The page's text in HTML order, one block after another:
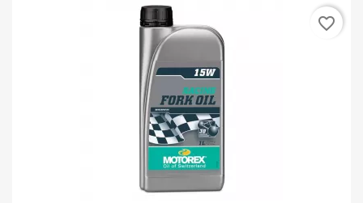
favorite_border